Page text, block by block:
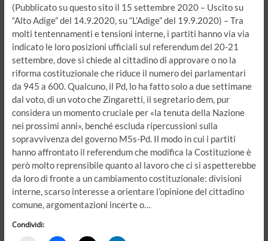
(Pubblicato su questo sito il 15 settembre 2020 – Uscito su
“Alto Adige” del 14.9.2020, su “L’Adige” del 19.9.2020) – Tra
molti tentennamenti e tensioni interne, i partiti hanno via via
indicato le loro posizioni ufficiali sul referendum del 20-21
settembre, dove si chiede al cittadino di approvare o no la
riforma costituzionale che riduce il numero dei parlamentari
da 945 a 600. Qualcuno, il Pd, lo ha fatto solo a due settimane
dal voto, di un voto che Zingaretti, il segretario dem, pur
considera un momento cruciale per «la tenuta della Nazione
nei prossimi anni», benché escluda ripercussioni sulla
sopravvivenza del governo M5s-Pd. Il modo in cui i partiti
hanno affrontato il referendum che modifica la Costituzione è
però molto reprensibile quanto al lavoro che ci si aspetterebbe
da loro di fronte a un cambiamento costituzionale: divisioni
interne, scarso interesse a orientare l’opinione del cittadino
comune, argomentazioni incerte o…
Condividi: